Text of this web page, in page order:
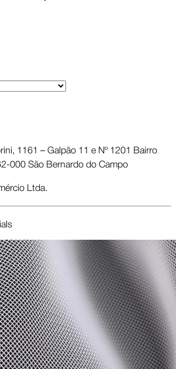
1161 – Galpão 11 e Nº 1201 Bairro
000 São Bernardo do Campo
Ltda.